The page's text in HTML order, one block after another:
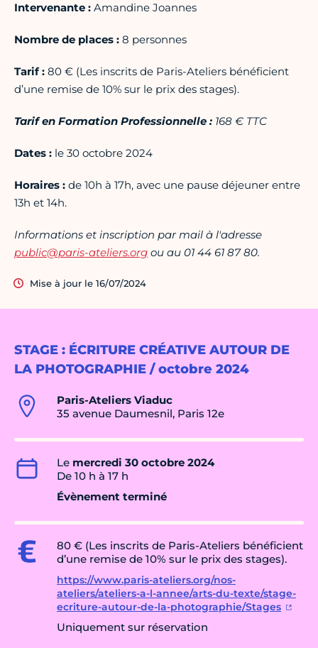
STAGE : ÉCRITURE CRÉATIVE AUTOUR DE
LA PHOTOGRAPHIE / octobre 2024
Paris-Ateliers Viaduc
35 avenue Daumesnil, Paris 12e
Le mercredi 30 octobre 2024
De 10 h à 17 h
Évènement terminé
80 € (Les inscrits de Paris-Ateliers bénéficient
d’une remise de 10% sur le prix des stages).
https://www.paris-ateliers.org/nos-
ateliers/ateliers-a-l-annee/arts-du-texte/stage-
ecriture-autour-de-la-photographie/Stages
Uniquement sur réservation
Intervenante : Amandine Joannes
Nombre de places : 8 personnes
Tarif : 80 € (Les inscrits de Paris-Ateliers bénéficient
d’une remise de 10% sur le prix des stages).
Tarif en Formation Professionnelle : 168 € TTC
Dates : le 30 octobre 2024
Horaires : de 10h à 17h, avec une pause déjeuner entre
13h et 14h.
Informations et inscription par mail à l'adresse
public@paris-ateliers.org ou au 01 44 61 87 80.
Mise à jour le 16/07/2024